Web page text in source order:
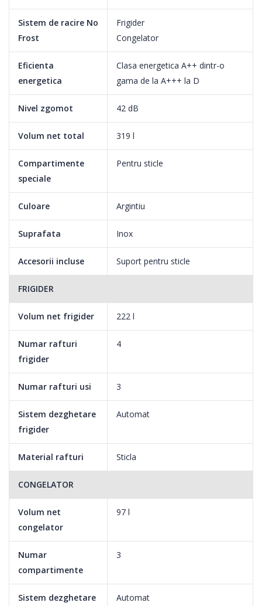
Tehnologia al 6 lea Simt cu Fresh Control
Senzorii inteligenti 6th Sense Fresh Control garanteaza un nivel
bun gust si culoare. Mentine prospetimea pe o perioada de 3x
mai mare fata de un frigider normal. Regleaza temperatura si
umiditatea pastrand prospetimea alimentelor pe o perioada mai
indelungata.
Sistem de racire No
Frost
Frigider
Congelator
Eficienta
energetica
Clasa energetica A++ dintr-o
gama de la A+++ la D
Nivel zgomot 42 dB
Volum net total 319 l
Compartimente
speciale
Pentru sticle
Culoare Argintiu
Suprafata Inox
Accesorii incluse Suport pentru sticle
FRIGIDER
Volum net frigider 222 l
Numar rafturi
frigider
4
Numar rafturi usi 3
Sistem dezghetare
frigider
Automat
Material rafturi Sticla
CONGELATOR
Volum net
congelator
97 l
Numar
compartimente
3
Sistem dezghetare
Automat